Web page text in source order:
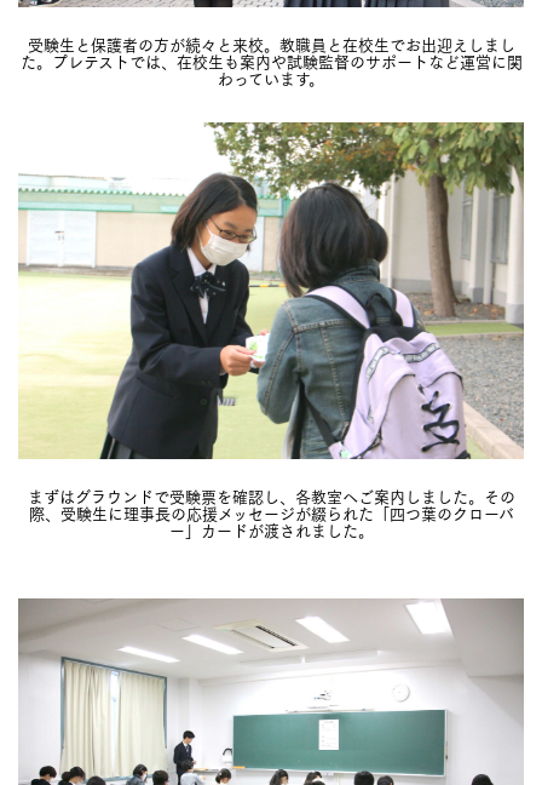
受験生と保護者の方が続々と来校。教職員と在校生でお出迎えしまし
た。プレテストでは、在校生も案内や試験監督のサポートなど運営に関
わっています。
まずはグラウンドで受験票を確認し、各教室へご案内しました。その
際、受験生に理事長の応援メッセージが綴られた「四つ葉のクローバ
ー」カードが渡されました。